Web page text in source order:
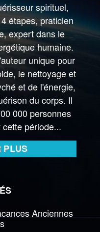
spirituel,
étapes, praticien
expert dans le
humaine.
unique pour
le nettoyage et
et de l'énergie,
du corps. Il
000 personnes
période...
PLUS
Anciennes